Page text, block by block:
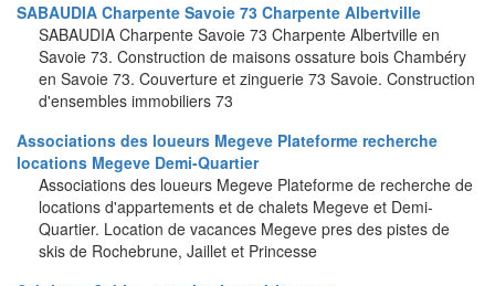
SABAUDIA Charpente Savoie 73 Charpente Albertville
SABAUDIA Charpente Savoie 73 Charpente Albertville en
Savoie 73. Construction de maisons ossature bois Chambéry
en Savoie 73. Couverture et zinguerie 73 Savoie. Construction
d'ensembles immobiliers 73
Associations des loueurs Megeve Plateforme recherche
locations Megeve Demi-Quartier
Associations des loueurs Megeve Plateforme de recherche de
locations d'appartements et de chalets Megeve et Demi-
Quartier. Location de vacances Megeve pres des pistes de
skis de Rochebrune, Jaillet et Princesse